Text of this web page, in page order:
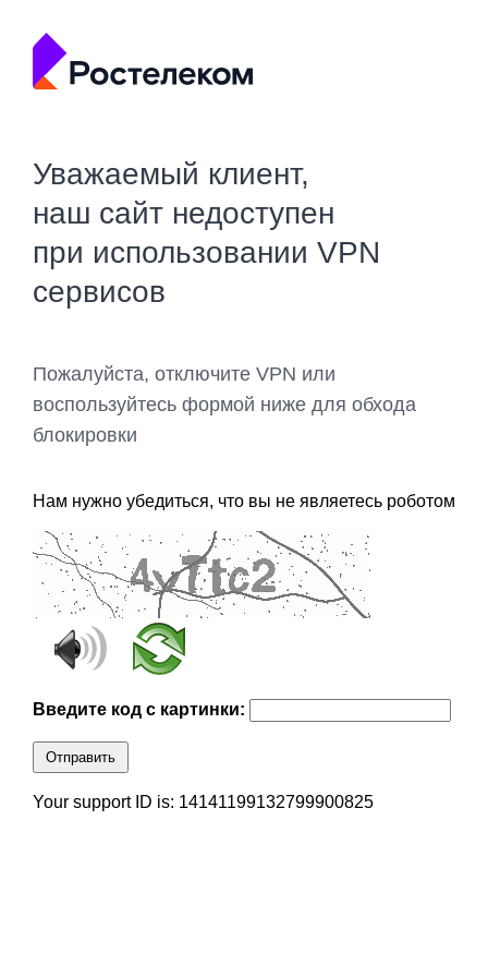
Уважаемый клиент,
наш сайт недоступен
при использовании VPN
сервисов
Пожалуйста, отключите VPN или
воспользуйтесь формой ниже для обхода
блокировки
Нам нужно убедиться, что вы не являетесь роботом
Введите код с картинки:
Отправить
Your support ID is: 14141199132799900825